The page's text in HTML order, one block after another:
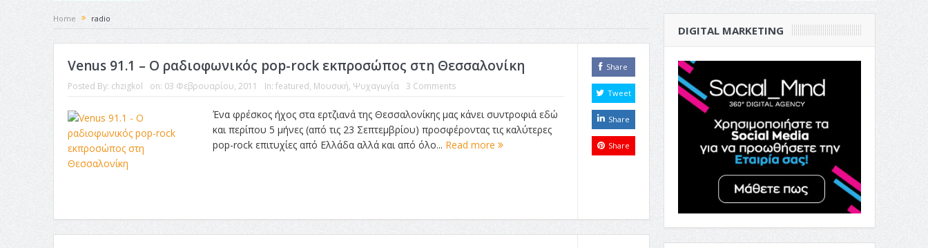
Σχεδιασμός που «Μιλάει» Χωρίς Λέξεις
Σπιρτόκουτο: η απόλυτη αντισυμβατική καλοκαιρινή ταινία
Το Top 5 της εβδομάδας #517
Το νουάρ στον ελληνικό κινηματογράφο
Η Φροντίδα Έχει Πολλές Μορφές: Κι Όλες Σε Αφορούν
Τρία Βήματα Μπροστά για Σένα και την Επιχείρησή σου
Όψεις και Απόψεις
Αξίζει άραγε?
Home radio
Venus 91.1 – Ο ραδιοφωνικός pop-rock εκπροσώπος στη Θεσσαλονίκη
Posted By: chzigkol on: 03 Φεβρουαρίου, 2011 In: featured, Μουσική, Ψυχαγωγία 3 Comments
Ένα φρέσκος ήχος στα ερτζιανά της Θεσσαλονίκης μας κάνει συντροφιά εδώ
και περίπου 5 μήνες (από τις 23 Σεπτεμβρίου) προσφέροντας τις καλύτερες
pop-rock επιτυχίες από Ελλάδα αλλά και από όλο... Read more
Share
Tweet
Share
Share
DIGITAL MARKETING